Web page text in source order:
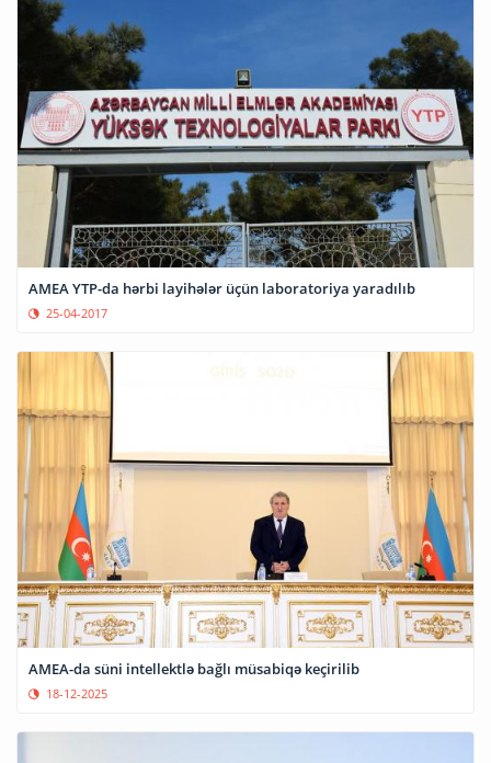
AMEA YTP-da hərbi layihələr üçün laboratoriya yaradılıb
25-04-2017
AMEA-da süni intellektlə bağlı müsabiqə keçirilib
18-12-2025